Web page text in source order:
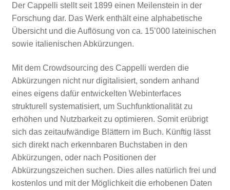
Der Cappelli stellt seit 1899 einen Meilenstein in der
Forschung dar. Das Werk enthält eine alphabetische
Übersicht und die Auflösung von ca. 15’000 lateinischen
sowie italienischen Abkürzungen.
Mit dem Crowdsourcing des Cappelli werden die
Abkürzungen nicht nur digitalisiert, sondern anhand
eines eigens dafür entwickelten Webinterfaces
strukturell systematisiert, um Suchfunktionalität zu
erhöhen und Nutzbarkeit zu optimieren. Somit erübrigt
sich das zeitaufwändige Blättern im Buch. Künftig lässt
sich direkt nach erkennbaren Buchstaben in den
Abkürzungen, oder nach Positionen der
Abkürzungszeichen suchen. Dies alles natürlich frei und
kostenlos und mit der Möglichkeit die erhobenen Daten